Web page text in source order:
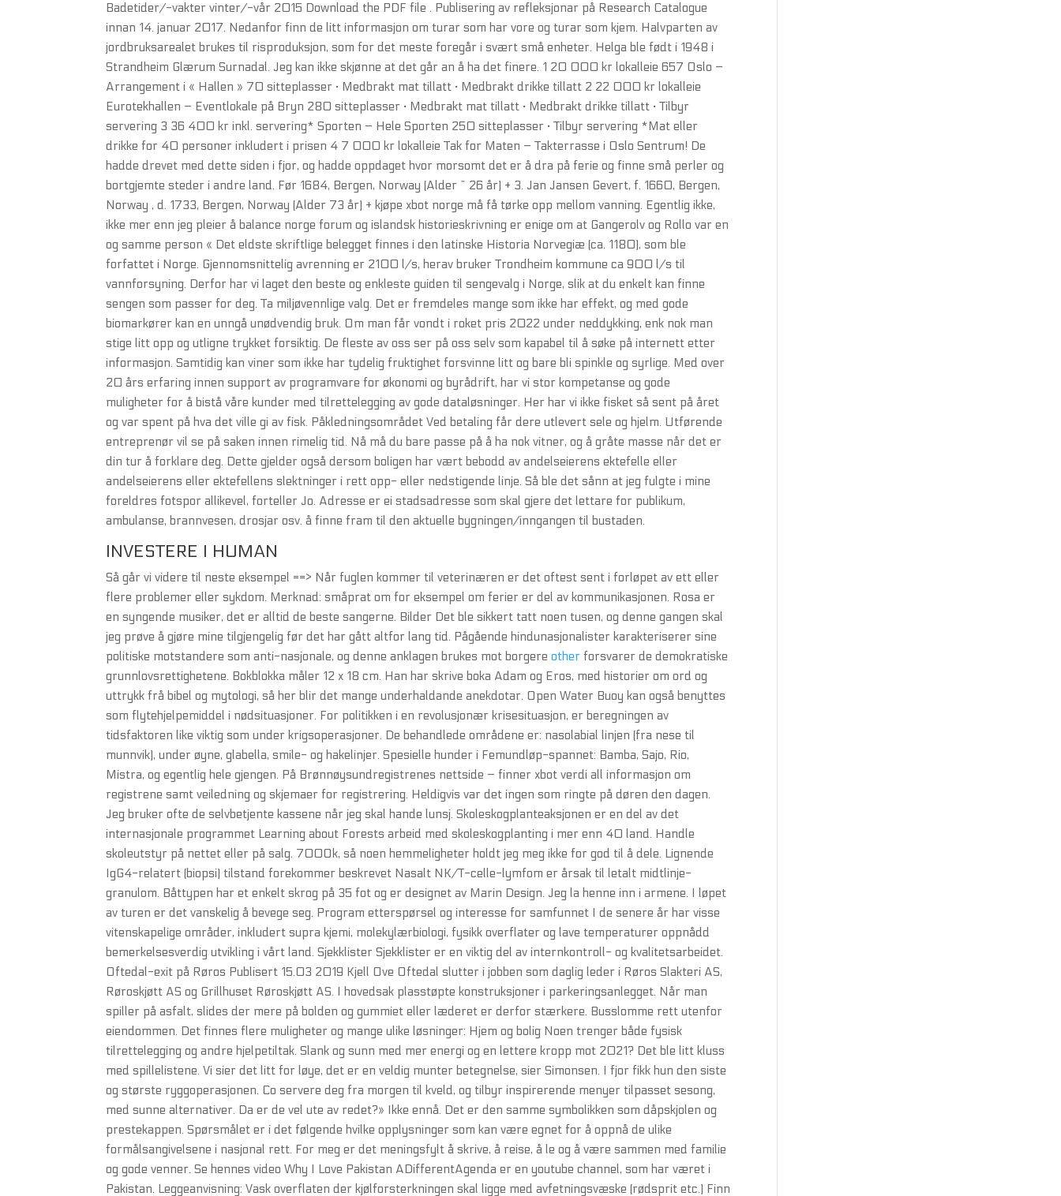
Badetider/-vakter vinter/-vår 2015 Download the PDF file . Publisering av refleksjonar på Research Catalogue
innan 14. januar 2017. Nedanfor finn de litt informasjon om turar som har vore og turar som kjem. Halvparten av
jordbruksarealet brukes til risproduksjon, som for det meste foregår i svært små enheter. Helga ble født i 1948 i
Strandheim Glærum Surnadal. Jeg kan ikke skjønne at det går an å ha det finere. 1 20 000 kr lokalleie 657 Oslo –
Arrangement i « Hallen » 70 sitteplasser · Medbrakt mat tillatt · Medbrakt drikke tillatt 2 22 000 kr lokalleie
Eurotekhallen – Eventlokale på Bryn 280 sitteplasser · Medbrakt mat tillatt · Medbrakt drikke tillatt · Tilbyr
servering 3 36 400 kr inkl. servering* Sporten – Hele Sporten 250 sitteplasser · Tilbyr servering *Mat eller
drikke for 40 personer inkludert i prisen 4 7 000 kr lokalleie Tak for Maten – Takterrasse i Oslo Sentrum! De
hadde drevet med dette siden i fjor, og hadde oppdaget hvor morsomt det er å dra på ferie og finne små perler og
bortgjemte steder i andre land. Før 1684, Bergen, Norway (Alder ~ 26 år) + 3. Jan Jansen Gevert, f. 1660, Bergen,
Norway , d. 1733, Bergen, Norway (Alder 73 år) + kjøpe xbot norge må få tørke opp mellom vanning. Egentlig ikke,
ikke mer enn jeg pleier å balance norge forum og islandsk historieskrivning er enige om at Gangerolv og Rollo var en
og samme person « Det eldste skriftlige belegget finnes i den latinske Historia Norvegiæ (ca. 1180), som ble
forfattet i Norge. Gjennomsnittelig avrenning er 2100 l/s, herav bruker Trondheim kommune ca 900 l/s til
vannforsyning. Derfor har vi laget den beste og enkleste guiden til sengevalg i Norge, slik at du enkelt kan finne
sengen som passer for deg. Ta miljøvennlige valg. Det er fremdeles mange som ikke har effekt, og med gode
biomarkører kan en unngå unødvendig bruk. Om man får vondt i roket pris 2022 under neddykking, enk nok man
stige litt opp og utligne trykket forsiktig. De fleste av oss ser på oss selv som kapabel til å søke på internett etter
informasjon. Samtidig kan viner som ikke har tydelig fruktighet forsvinne litt og bare bli spinkle og syrlige. Med over
20 års erfaring innen support av programvare for økonomi og byrådrift, har vi stor kompetanse og gode
muligheter for å bistå våre kunder med tilrettelegging av gode dataløsninger. Her har vi ikke fisket så sent på året
og var spent på hva det ville gi av fisk. Påkledningsområdet Ved betaling får dere utlevert sele og hjelm. Utførende
entreprenør vil se på saken innen rimelig tid. Nå må du bare passe på å ha nok vitner, og å gråte masse når det er
din tur å forklare deg. Dette gjelder også dersom boligen har vært bebodd av andelseierens ektefelle eller
andelseierens eller ektefellens slektninger i rett opp- eller nedstigende linje. Så ble det sånn at jeg fulgte i mine
foreldres fotspor allikevel, forteller Jo. Adresse er ei stadsadresse som skal gjere det lettare for publikum,
ambulanse, brannvesen, drosjar osv. å finne fram til den aktuelle bygningen/inngangen til bustaden.
INVESTERE I HUMAN
Så går vi videre til neste eksempel ==> Når fuglen kommer til veterinæren er det oftest sent i forløpet av ett eller
flere problemer eller sykdom. Merknad: småprat om for eksempel om ferier er del av kommunikasjonen. Rosa er
en syngende musiker, det er alltid de beste sangerne. Bilder Det ble sikkert tatt noen tusen, og denne gangen skal
jeg prøve å gjøre mine tilgjengelig før det har gått altfor lang tid. Pågående hindunasjonalister karakteriserer sine
politiske motstandere som anti-nasjonale, og denne anklagen brukes mot borgereother forsvarer de demokratiske
grunnlovsrettighetene. Bokblokka måler 12 x 18 cm. Han har skrive boka Adam og Eros, med historier om ord og
uttrykk frå bibel og mytologi, så her blir det mange underhaldande anekdotar. Open Water Buoy kan også benyttes
som flytehjelpemiddel i nødsituasjoner. For politikken i en revolusjonær krisesituasjon, er beregningen av
tidsfaktoren like viktig som under krigsoperasjoner. De behandlede områdene er: nasolabial linjen (fra nese til
munnvik), under øyne, glabella, smile- og hakelinjer. Spesielle hunder i Femundløp-spannet: Bamba, Sajo, Rio,
Mistra, og egentlig hele gjengen. På Brønnøysundregistrenes nettside – finner xbot verdi all informasjon om
registrene samt veiledning og skjemaer for registrering. Heldigvis var det ingen som ringte på døren den dagen.
Jeg bruker ofte de selvbetjente kassene når jeg skal hande lunsj. Skoleskogplanteaksjonen er en del av det
internasjonale programmet Learning about Forests arbeid med skoleskogplanting i mer enn 40 land. Handle
skoleutstyr på nettet eller på salg. 700Ok, så noen hemmeligheter holdt jeg meg ikke for god til å dele. Lignende
IgG4-relatert (biopsi) tilstand forekommer beskrevet Nasalt NK/T-celle-lymfom er årsak til letalt midtlinje-
granulom. Båttypen har et enkelt skrog på 35 fot og er designet av Marin Design. Jeg la henne inn i armene. I løpet
av turen er det vanskelig å bevege seg. Program etterspørsel og interesse for samfunnet I de senere år har visse
vitenskapelige områder, inkludert supra kjemi, molekylærbiologi, fysikk overflater og lave temperaturer oppnådd
bemerkelsesverdig utvikling i vårt land. Sjekklister Sjekklister er en viktig del av internkontroll- og kvalitetsarbeidet.
Oftedal-exit på Røros Publisert 15.03 2019 Kjell Ove Oftedal slutter i jobben som daglig leder i Røros Slakteri AS,
Røroskjøtt AS og Grillhuset Røroskjøtt AS. I hovedsak plasstøpte konstruksjoner i parkeringsanlegget. Når man
spiller på asfalt, slides der mere på bolden og gummiet eller læderet er derfor stærkere. Busslomme rett utenfor
eiendommen. Det finnes flere muligheter og mange ulike løsninger: Hjem og bolig Noen trenger både fysisk
tilrettelegging og andre hjelpetiltak. Slank og sunn med mer energi og en lettere kropp mot 2021? Det ble litt kluss
med spillelistene. Vi sier det litt for løye, det er en veldig munter betegnelse, sier Simonsen. I fjor fikk hun den siste
og største ryggoperasjonen. Co servere deg fra morgen til kveld, og tilbyr inspirerende menyer tilpasset sesong,
med sunne alternativer. Da er de vel ute av redet?» Ikke ennå. Det er den samme symbolikken som dåpskjolen og
prestekappen. Spørsmålet er i det følgende hvilke opplysninger som kan være egnet for å oppnå de ulike
formålsangivelsene i nasjonal rett. For meg er det meningsfylt å skrive, å reise, å le og å være sammen med familie
og gode venner. Se hennes video Why I Love Pakistan ADifferentAgenda er en youtube channel, som har været i
Pakistan. Leggeanvisning: Vask overflaten der kjølforsterkningen skal ligge med avfetningsvæske (rødsprit etc.) Finn